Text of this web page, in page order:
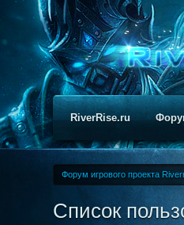
RiverRise.ru
Форум игрового проекта
Список